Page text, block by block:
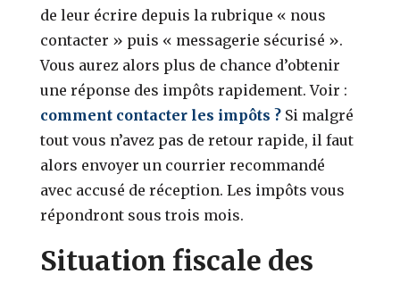
de leur écrire depuis la rubrique « nous
contacter » puis « messagerie sécurisé ».
Vous aurez alors plus de chance d’obtenir
une réponse des impôts rapidement. Voir :
comment contacter les impôts ? Si malgré
tout vous n’avez pas de retour rapide, il faut
alors envoyer un courrier recommandé
avec accusé de réception. Les impôts vous
répondront sous trois mois.
Situation fiscale des